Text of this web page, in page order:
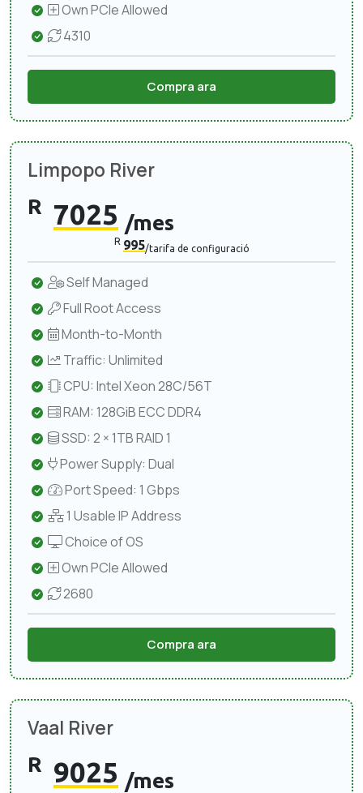
Own PCIe Allowed
4310
Compra ara
Limpopo River
R 7025 /mes
R 995/tarifa de configuració
Self Managed
Full Root Access
Month-to-Month
Traffic: Unlimited
CPU: Intel Xeon 28C/56T
RAM: 128GiB ECC DDR4
SSD: 2 × 1TB RAID 1
Power Supply: Dual
Port Speed: 1 Gbps
1 Usable IP Address
Choice of OS
Own PCIe Allowed
2680
Compra ara
Vaal River
R 9025 /mes